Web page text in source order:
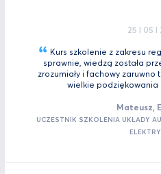
25 I 05 I
Kurs szkolenie z zakresu
sprawnie, wiedzą została
zrozumiały i fachowy
wielkie podziękowania
Mateusz,
UCZESTNIK SZKOLENIA UKŁADY